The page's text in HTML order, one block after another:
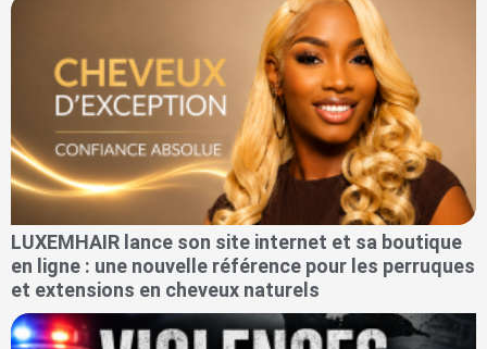
LUXEMHAIR lance son site internet et sa boutique
en ligne : une nouvelle référence pour les perruques
et extensions en cheveux naturels